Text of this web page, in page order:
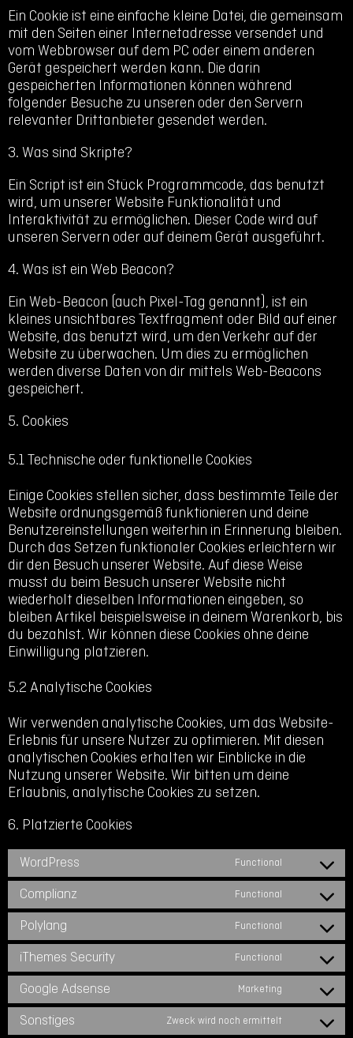
Ein Cookie ist eine einfache kleine Datei, die gemeinsam
mit den Seiten einer Internetadresse versendet und
vom Webbrowser auf dem PC oder einem anderen
Gerät gespeichert werden kann. Die darin
gespeicherten Informationen können während
folgender Besuche zu unseren oder den Servern
relevanter Drittanbieter gesendet werden.
3. Was sind Skripte?
Ein Script ist ein Stück Programmcode, das benutzt
wird, um unserer Website Funktionalität und
Interaktivität zu ermöglichen. Dieser Code wird auf
unseren Servern oder auf deinem Gerät ausgeführt.
4. Was ist ein Web Beacon?
Ein Web-Beacon (auch Pixel-Tag genannt), ist ein
kleines unsichtbares Textfragment oder Bild auf einer
Website, das benutzt wird, um den Verkehr auf der
Website zu überwachen. Um dies zu ermöglichen
werden diverse Daten von dir mittels Web-Beacons
gespeichert.
5. Cookies
5.1 Technische oder funktionelle Cookies
Einige Cookies stellen sicher, dass bestimmte Teile der
Website ordnungsgemäß funktionieren und deine
Benutzereinstellungen weiterhin in Erinnerung bleiben.
Durch das Setzen funktionaler Cookies erleichtern wir
dir den Besuch unserer Website. Auf diese Weise
musst du beim Besuch unserer Website nicht
wiederholt dieselben Informationen eingeben, so
bleiben Artikel beispielsweise in deinem Warenkorb, bis
du bezahlst. Wir können diese Cookies ohne deine
Einwilligung platzieren.
5.2 Analytische Cookies
Wir verwenden analytische Cookies, um das Website-
Erlebnis für unsere Nutzer zu optimieren. Mit diesen
analytischen Cookies erhalten wir Einblicke in die
Nutzung unserer Website. Wir bitten um deine
Erlaubnis, analytische Cookies zu setzen.
6. Platzierte Cookies
WordPress Functional
Consent
service
Complianz Functional
Consent
service
Polylang Functional
Consent
service
polylang
iThemes Security Functional
Consent
service
ithemes-
Google Adsense Marketing
Consent
Sonstiges Zweck wird noch ermittelt
Consent